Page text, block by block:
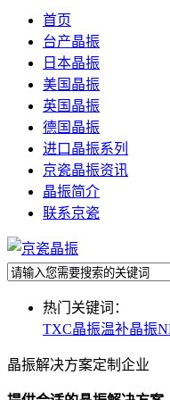
首页
台产晶振
日本晶振
美国晶振
英国晶振
德国晶振
进口晶振系列
京瓷晶振资讯
晶振简介
联系京瓷
热门关键词：
TXC晶振温补晶振
晶振解决方案定制企业